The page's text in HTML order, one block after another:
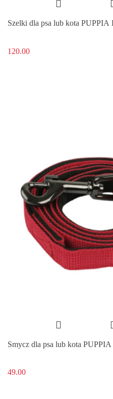
Szelki dla psa lub kota
120.00
Smycz dla psa lub kota
49.00